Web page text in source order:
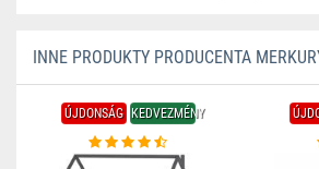
INNE PRODUKTY PRODUCENTA
ÚJDONSÁG KEDVEZMÉNY